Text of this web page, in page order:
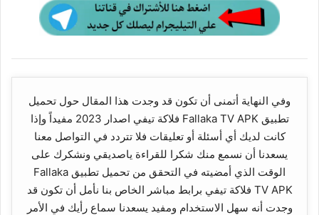
وفي النهاية أتمنى أن تكون قد وجدت هذا المقال حول تحميل
تطبيق Fallaka TV APK فلاكة تيفي اصدار 2023 مفيداً وإذا
كانت لديك أي أسئلة أو تعليقات فلا تتردد في التواصل معنا
يسعدنا أن نسمع منك شكرا للقراءة ياصديقي ونشكرك على
الوقت الذي أمضيته في التحقق من تحميل تطبيق Fallaka
TV APK فلاكة تيفي برابط مباشر الخاص بنا نأمل أن تكون قد
وجدت أنه سهل الاستخدام ومفيد يسعدنا سماع رأيك في الأمر